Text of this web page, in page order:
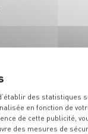
des statistiques
en fonction de
de cette publicité,
des mesures de